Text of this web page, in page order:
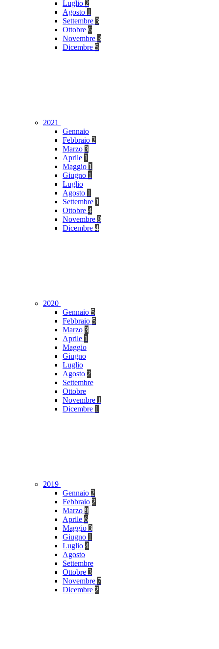
Luglio 2
Agosto 1
Settembre 3
Ottobre 6
Novembre 3
Dicembre 5
2021
Gennaio
Febbraio 2
Marzo 3
Aprile 1
Maggio 1
Giugno 1
Luglio
Agosto 1
Settembre 1
Ottobre 4
Novembre 8
Dicembre 4
2020
Gennaio 5
Febbraio 5
Marzo 3
Aprile 1
Maggio
Giugno
Luglio
Agosto 2
Settembre
Ottobre
Novembre 1
Dicembre 1
2019
Gennaio 2
Febbraio 2
Marzo 9
Aprile 6
Maggio 3
Giugno 1
Luglio 4
Agosto
Settembre
Ottobre 3
Novembre 7
Dicembre 2